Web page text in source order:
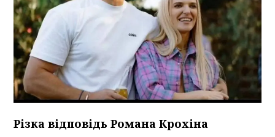
Різка відповідь Романа Крохіна